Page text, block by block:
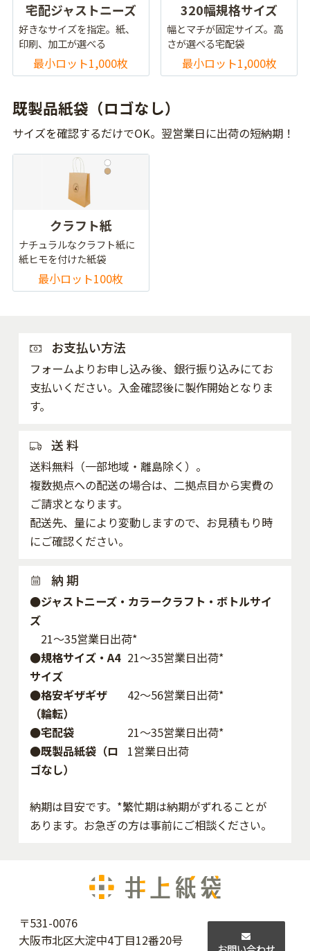
宅配ジャストニーズ
好きなサイズを指定。紙、
印刷、加工が選べる
最小ロット1,000枚
320幅規格サイズ
幅とマチが固定サイズ。高
さが選べる宅配袋
最小ロット1,000枚
既製品紙袋（ロゴなし）
サイズを確認するだけでOK。翌営業日に出荷の短納期！
クラフト紙
ナチュラルなクラフト紙に
紙ヒモを付けた紙袋
最小ロット100枚
お支払い方法
フォームよりお申し込み後、銀行振り込みにてお
支払いください。入金確認後に製作開始となりま
す。
送 料
送料無料（一部地域・離島除く）。
複数拠点への配送の場合は、二拠点目から実費の
ご請求となります。
配送先、量により変動しますので、お見積もり時
にご確認ください。
納 期
●ジャストニーズ・カラークラフト・ボトルサイ
ズ
21～35営業日出荷*
●規格サイズ・A4
サイズ
21～35営業日出荷*
●格安ギザギザ
（輪転）
42〜56営業日出荷*
●宅配袋
21～35営業日出荷*
●既製品紙袋（ロ
ゴなし）
1営業日出荷
納期は目安です。*繁忙期は納期がずれることが
あります。お急ぎの方は事前にご相談ください。
〒531-0076
大阪市北区大淀中4丁目12番20号